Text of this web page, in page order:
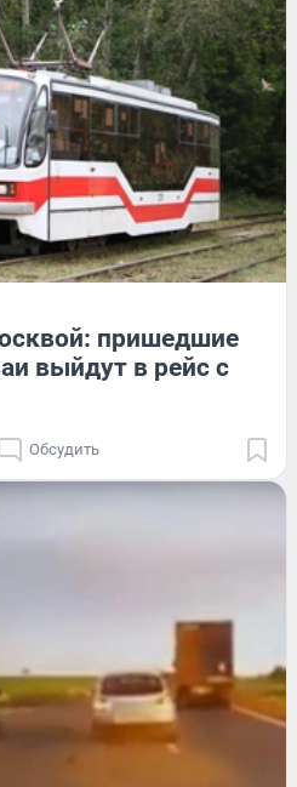
пришедшие
выйдут в рейс с
Обсудить